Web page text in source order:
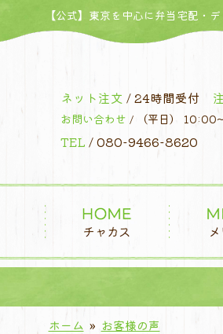
ッ
【公式】東京を中心に弁当宅配・
ネット注文 / 24時間受付
お問い合わせ / （平日）
TEL / 080-9466-8620
ホーム » お客様の声